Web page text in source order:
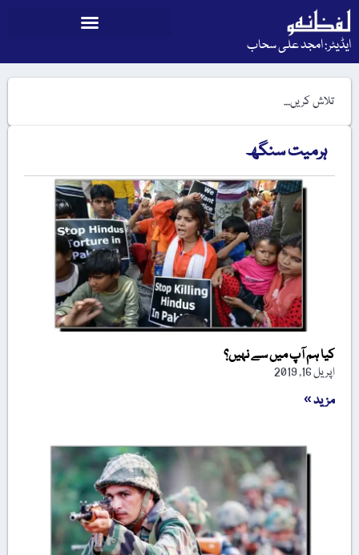
ایڈیٹر: امجد علی سحاب
ہرمیت سنگھ
کیا ہم آپ میں سے نہیں؟
اپریل 16, 2019
مزید »